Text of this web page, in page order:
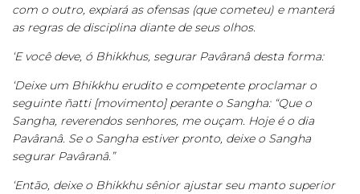
com o outro, expiará as ofensas (que cometeu) e manterá
as regras de disciplina diante de seus olhos.
‘E você deve, ó Bhikkhus, segurar Pavâranâ desta forma:
‘Deixe um Bhikkhu erudito e competente proclamar o
seguinte ñatti [movimento] perante o Sangha: “Que o
Sangha, reverendos senhores, me ouçam. Hoje é o dia
Pavâranâ. Se o Sangha estiver pronto, deixe o Sangha
segurar Pavâranâ.”
‘Então, deixe o Bhikkhu sênior ajustar seu manto superior